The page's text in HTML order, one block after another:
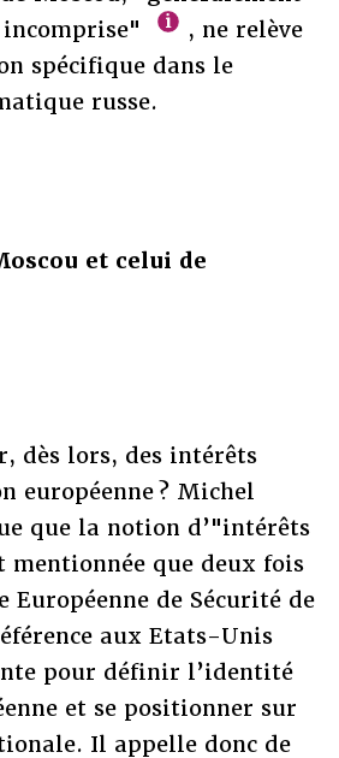
, ne relève
spécifique dans le
russe.
et celui de
dès lors, des intérêts
européenne ? Michel
que la notion d’"intérêts
mentionnée que deux fois
Européenne de Sécurité de
aux Etats-Unis
pour définir l’identité
et se positionner sur
Il appelle donc de